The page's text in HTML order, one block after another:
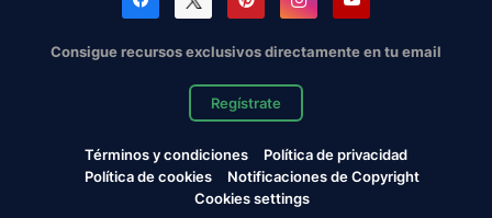
Consigue recursos exclusivos directamente en tu email
Regístrate
Términos y condiciones
Política de privacidad
Política de cookies
Notificaciones de Copyright
Cookies settings